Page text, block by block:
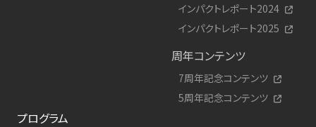
インパクトレポート2024
インパクトレポート2025
周年コンテンツ
7周年記念コンテンツ
5周年記念コンテンツ
プログラム